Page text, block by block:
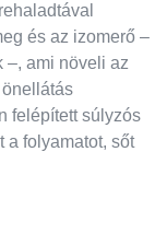
és az izomerő –
–, ami növeli az
felépített súlyzós
a folyamatot, sőt